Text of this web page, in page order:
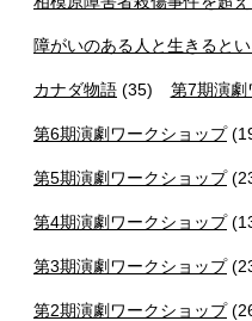
障がいのある人と生きるとい
カナダ物語 (35) 第7期演劇
第6期演劇ワークショップ
第5期演劇ワークショップ
第4期演劇ワークショップ
第3期演劇ワークショップ
第2期演劇ワークショップ